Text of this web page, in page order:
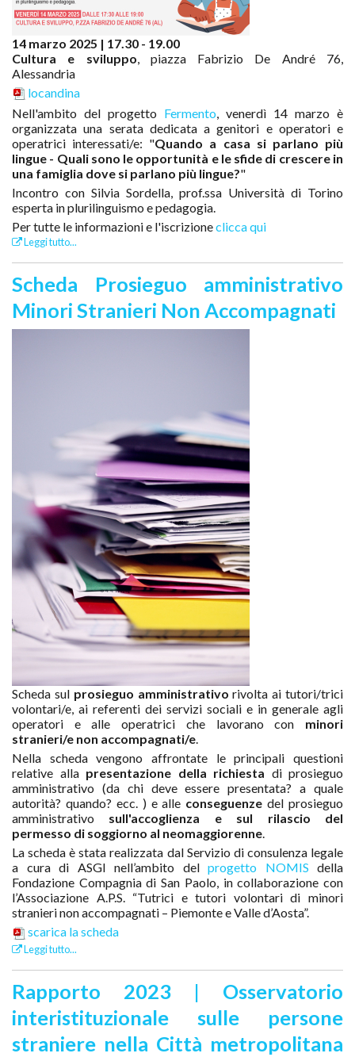
14 marzo 2025 | 17.30 - 19.00
Cultura e sviluppo , piazza Fabrizio De André 76,
Alessandria
locandina
Nell'ambito del progetto Fermento, venerdì 14 marzo è
organizzata una serata dedicata a genitori e operatori e
operatrici interessati/e: "Quando a casa si parlano più
lingue - Quali sono le opportunità e le sfide di crescere in
una famiglia dove si parlano più lingue?"
Incontro con Silvia Sordella, prof.ssa Università di Torino
esperta in plurilinguismo e pedagogia.
Per tutte le informazioni e l'iscrizioneclicca qui
Leggi tutto...
Scheda Prosieguo amministrativo
Minori Stranieri Non Accompagnati
Scheda sul prosieguo amministrativo rivolta ai tutori/trici
volontari/e, ai referenti dei servizi sociali e in generale agli
operatori e alle operatrici che lavorano con minori
stranieri/e non accompagnati/e.
Nella scheda vengono affrontate le principali questioni
relative alla presentazione della richiesta di prosieguo
amministrativo (da chi deve essere presentata? a quale
autorità? quando? ecc. ) e alle conseguenze del prosieguo
amministrativo sull'accoglienza e sul rilascio del
permesso di soggiorno al neomaggiorenne.
La scheda è stata realizzata dal Servizio di consulenza legale
a cura di ASGI nell’ambito del progetto NOMIS della
Fondazione Compagnia di San Paolo, in collaborazione con
l’Associazione A.P.S. “Tutrici e tutori volontari di minori
stranieri non accompagnati – Piemonte e Valle d’Aosta”.
scarica la scheda
Leggi tutto...
Rapporto 2023 | Osservatorio
interistituzionale sulle persone
straniere nella Città metropolitana